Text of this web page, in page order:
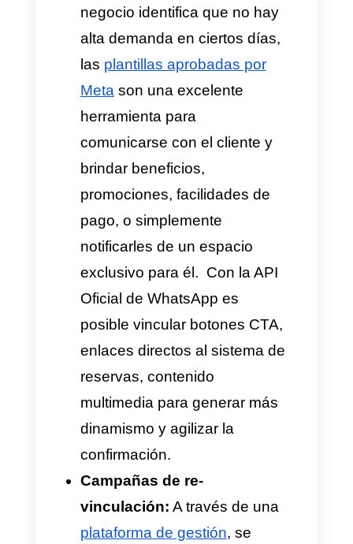
momento. Al implementar la
automatización de reservas
por el canal de mensajería, es
posible identificar el horario
disponible y proceder con el
registro de la reserva e
incluso vincular el acceso a
las
pasarelas de pago con
WhatsApp. De esta manera,
se potencia la experiencia ágil
y efectiva para el usuario,
segundos.
Centros de salud y
bienestar:
agendamiento requiere un
filtro detallado antes de